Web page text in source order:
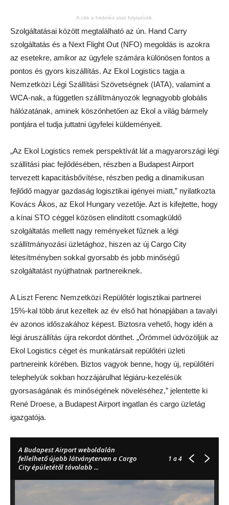
A cikk a hirdetés alatt folytatódik.
Szolgáltatásai között megtalálható az ún. Hand Carry
szolgáltatás és a Next Flight Out (NFO) megoldás is azokra
az esetekre, amikor az ügyfele számára különösen fontos a
pontos és gyors kiszállítás. Az Ekol Logistics tagja a
Nemzetközi Légi Szállítási Szövetségnek (IATA), valamint a
WCA-nak, a független szállítmányozók legnagyobb globális
hálózatának, aminek köszönhetően az Ekol a világ bármely
pontjára el tudja juttatni ügyfelei küldeményeit.
„Az Ekol Logistics remek perspektívát lát a magyarországi légi
szállítási piac fejlődésében, részben a Budapest Airport
tervezett kapacitásbővítése, részben pedig a dinamikusan
fejlődő magyar gazdaság logisztikai igényei miatt,” nyilatkozta
Kovács Ákos, az Ekol Hungary vezetője. Azt is kifejtette, hogy
a kínai STO céggel közösen elindított csomagküldő
szolgáltatás mellett nagy reményeket fűznek a légi
szállítmányozási üzletághoz, hiszen az új Cargo City
létesítményben sokkal gyorsabb és jobb minőségű
szolgáltatást nyújthatnak partnereiknek.
A Liszt Ferenc Nemzetközi Repülőtér logisztikai partnerei
15%-kal több árut kezeltek az év első hat hónapjában a tavalyi
év azonos időszakához képest. Biztosra vehető, hogy idén a
légi áruszállítás újra rekordot dönthet. „Örömmel üdvözöljük az
Ekol Logistics céget és munkatársait repülőtéri üzleti
partnereink körében. Biztos vagyok benne, hogy új, repülőtéri
telephelyük sokban hozzájárulhat légiáru-kezelésük
gyorsaságának és minőségének növeléséhez,” jelentette ki
René Droese, a Budapest Airport ingatlan és cargo üzletág
igazgatója.
A Budapest Airport weboldalán
fellelhető újabb látványterven a Cargo
City épületétől távolabb ...
1 a 4